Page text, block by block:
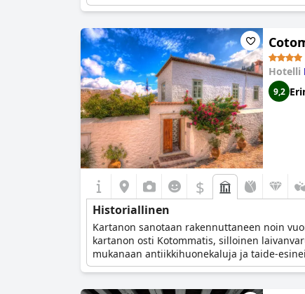
Hotelli
9,2
$
Historiallinen
Kartanon sanotaan rakennuttaneen noin
kartanon osti Kotommatis, silloinen
mukanaan antiikkihuonekaluja ja taide-